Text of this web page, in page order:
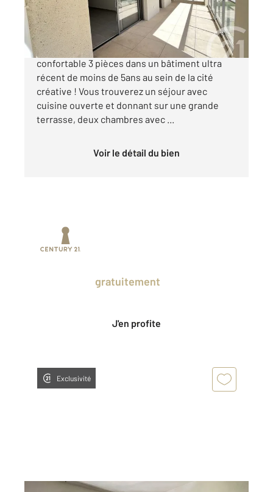
299 000 €
Montpellier - Cité Créative Venez découvrir ce
confortable 3 pièces dans un bâtiment ultra
récent de moins de 5ans au sein de la cité
créative ! Vous trouverez un séjour avec
cuisine ouverte et donnant sur une grande
terrasse, deux chambres avec ...
Voir le détail du bien
gratuitement
J'en profite
Exclusivité